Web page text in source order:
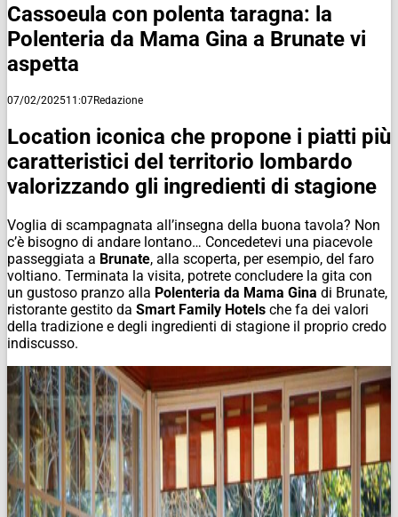
Cassoeula con polenta taragna: la
Polenteria da Mama Gina a Brunate vi
aspetta
07/02/202511:07Redazione
Location iconica che propone i piatti più
caratteristici del territorio lombardo
valorizzando gli ingredienti di stagione
Voglia di scampagnata all’insegna della buona tavola? Non
c’è bisogno di andare lontano… Concedetevi una piacevole
passeggiata a Brunate, alla scoperta, per esempio, del faro
voltiano. Terminata la visita, potrete concludere la gita con
un gustoso pranzo alla Polenteria da Mama Gina di Brunate,
ristorante gestito da Smart Family Hotels che fa dei valori
della tradizione e degli ingredienti di stagione il proprio credo
indiscusso.